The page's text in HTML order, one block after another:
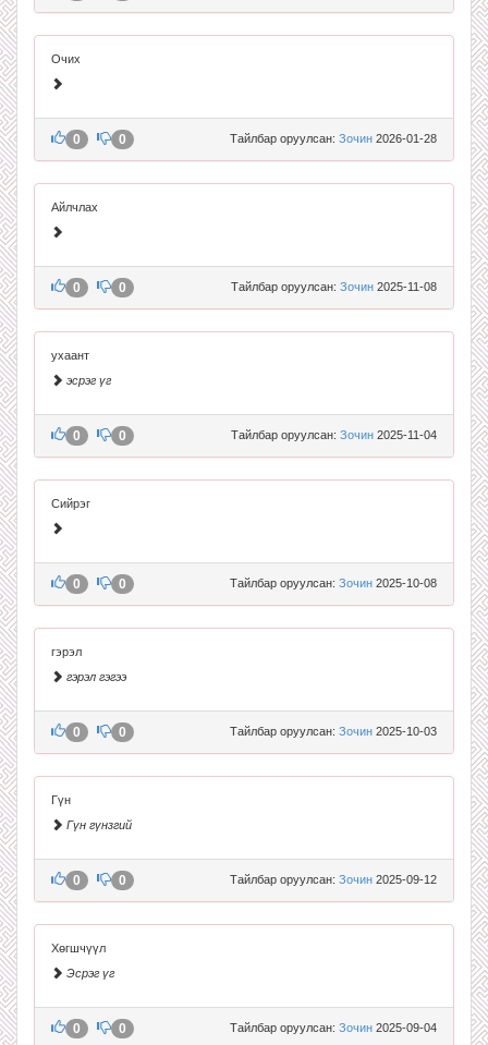
Очих
Тайлбар оруулсан: Зочин 2026-01-28
0 0
Айлчлах
Тайлбар оруулсан: Зочин 2025-11-08
0 0
ухаант
эсрэг үг
Тайлбар оруулсан: Зочин 2025-11-04
0 0
Сийрэг
Тайлбар оруулсан: Зочин 2025-10-08
0 0
гэрэл
гэрэл гэгээ
Тайлбар оруулсан: Зочин 2025-10-03
0 0
Гүн
Гүн гүнзгий
Тайлбар оруулсан: Зочин 2025-09-12
0 0
Хөгшчүүл
Эсрэг үг
Тайлбар оруулсан: Зочин 2025-09-04
0 0